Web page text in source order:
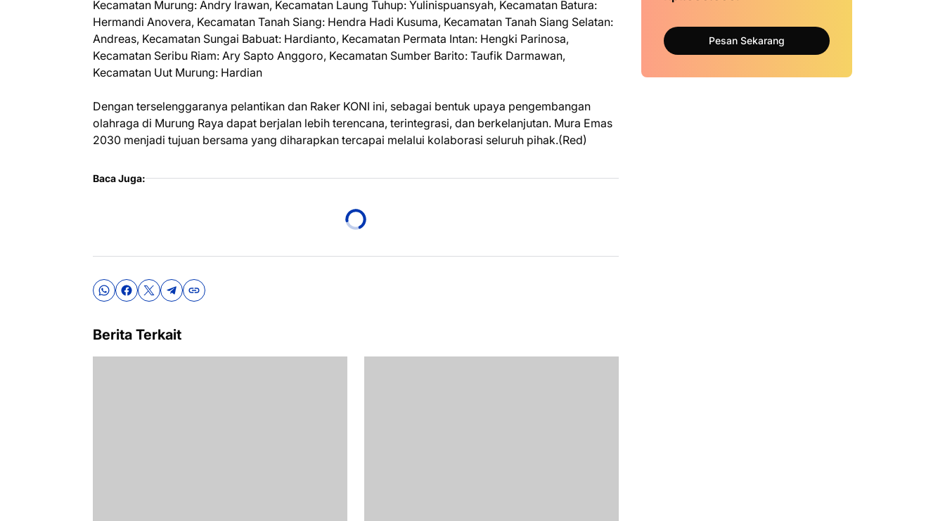
Kecamatan Murung: Andry Irawan, Kecamatan Laung Tuhup: Yulinispuansyah, Kecamatan Batura:
Hermandi Anovera, Kecamatan Tanah Siang: Hendra Hadi Kusuma, Kecamatan Tanah Siang Selatan:
Andreas, Kecamatan Sungai Babuat: Hardianto, Kecamatan Permata Intan: Hengki Parinosa,
Kecamatan Seribu Riam: Ary Sapto Anggoro, Kecamatan Sumber Barito: Taufik Darmawan,
Kecamatan Uut Murung: Hardian
Dengan terselenggaranya pelantikan dan Raker KONI ini, sebagai bentuk upaya pengembangan
olahraga di Murung Raya dapat berjalan lebih terencana, terintegrasi, dan berkelanjutan. Mura Emas
2030 menjadi tujuan bersama yang diharapkan tercapai melalui kolaborasi seluruh pihak.(Red)
Baca Juga:
Berita Terkait
Pesan Sekarang